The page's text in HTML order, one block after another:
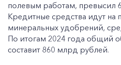
полевым работам, превысил
Кредитные средства идут на
минеральных удобрений,
По итогам 2024 года общий
составит 860 млрд рублей.